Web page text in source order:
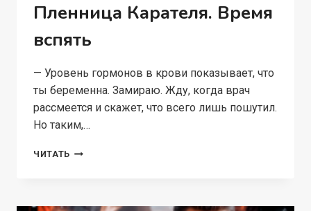
Пленница Карателя. Время
вспять
— Уровень гормонов в крови показывает, что
ты беременна. Замираю. Жду, когда врач
рассмеется и скажет, что всего лишь пошутил.
Но таким,…
ЧИТАТЬ ПЛЕННИЦА